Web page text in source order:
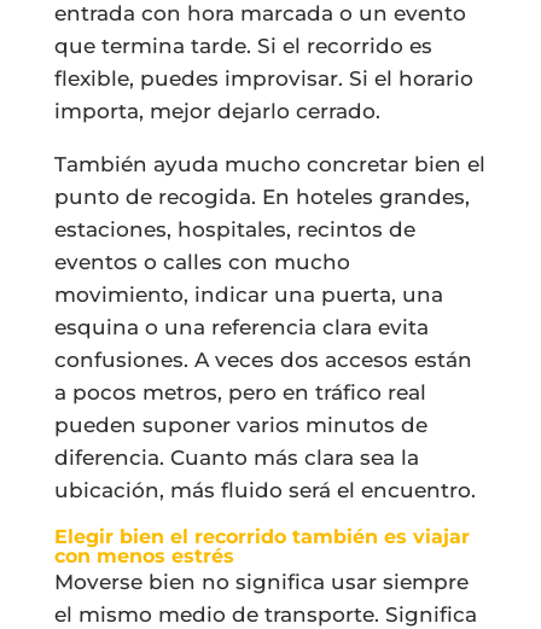
entrada con hora marcada o un evento
que termina tarde. Si el recorrido es
flexible, puedes improvisar. Si el horario
importa, mejor dejarlo cerrado.
También ayuda mucho concretar bien el
punto de recogida. En hoteles grandes,
estaciones, hospitales, recintos de
eventos o calles con mucho
movimiento, indicar una puerta, una
esquina o una referencia clara evita
confusiones. A veces dos accesos están
a pocos metros, pero en tráfico real
pueden suponer varios minutos de
diferencia. Cuanto más clara sea la
ubicación, más fluido será el encuentro.
Elegir bien el recorrido también es viajar
con menos estrés
Moverse bien no significa usar siempre
el mismo medio de transporte. Significa